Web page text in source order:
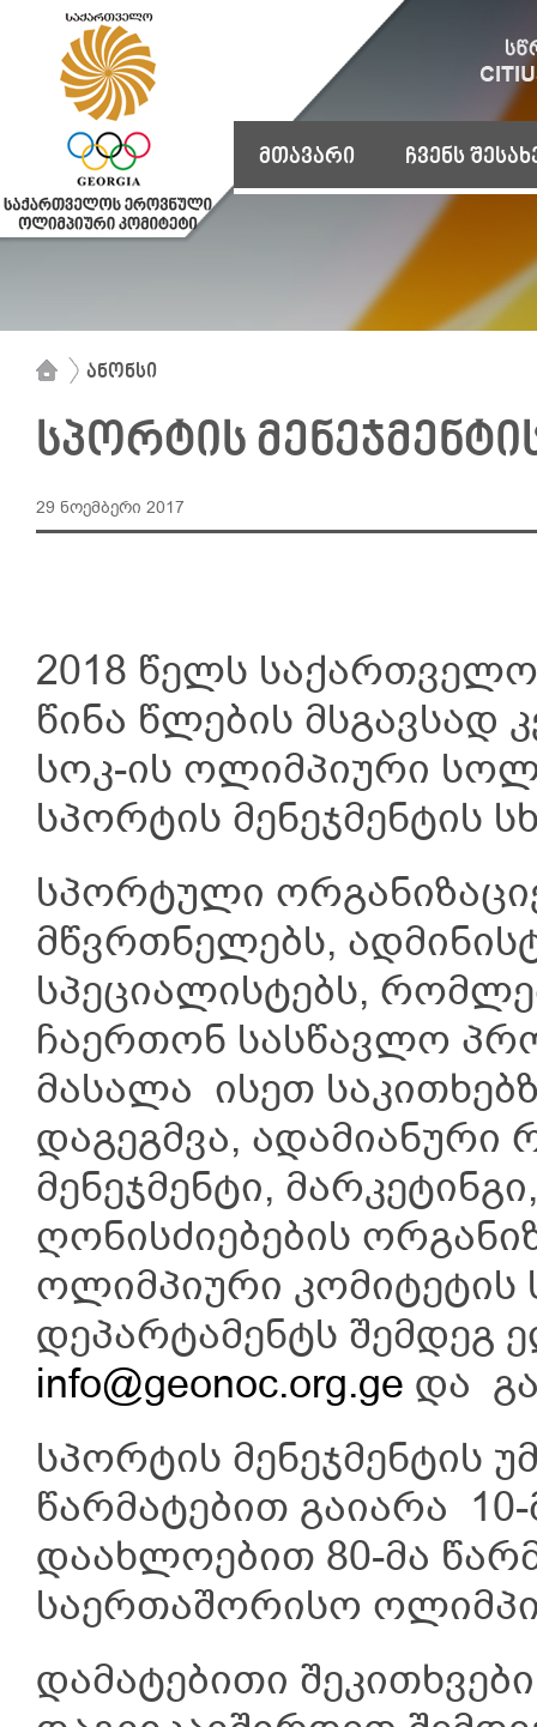
მთავარი ჩვენს
ანონსი
სპორტის
29 ნოემბერი 2017
2018 წელს
წინა წლების მსგავსად
სოკ-ის ოლიმპიური
სპორტის მენეჯმენტის
სპორტული
მწვრთნელებს,
სპეციალისტებს,
ჩაერთონ სასწავლო
მასალა ისეთ
დაგეგმვა, ადამიანური
მენეჯმენტი,
ღონისძიებების
ოლიმპიური
დეპარტამენტს შემდეგ
info@geonoc.org.ge და
სპორტის მენეჯმენტის
წარმატებით გაიარა
დაახლოებით 80-მა
საერთაშორისო
დამატებითი